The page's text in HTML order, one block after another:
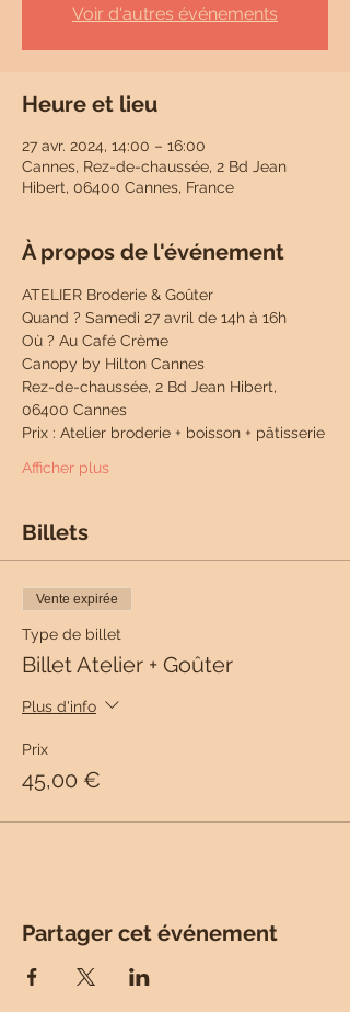
Voir d'autres événements
Heure et lieu
27 avr. 2024, 14:00 – 16:00
Cannes, Rez-de-chaussée, 2 Bd Jean
Hibert, 06400 Cannes, France
À propos de l'événement
ATELIER Broderie & Goûter
Quand ? Samedi 27 avril de 14h à 16h
Où ? Au Café Crème
Canopy by Hilton Cannes
Rez-de-chaussée, 2 Bd Jean Hibert,
06400 Cannes
Prix : Atelier broderie + boisson + pâtisserie
Afficher plus
Billets
Vente expirée
Type de billet
Billet Atelier + Goûter
Plus d'info
Prix
45,00 €
Partager cet événement